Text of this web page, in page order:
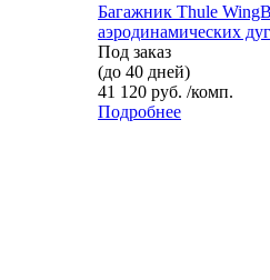
Багажник Thule
аэродинамических
Под заказ
(до 40 дней)
41 120 руб. /комп.
Подробнее